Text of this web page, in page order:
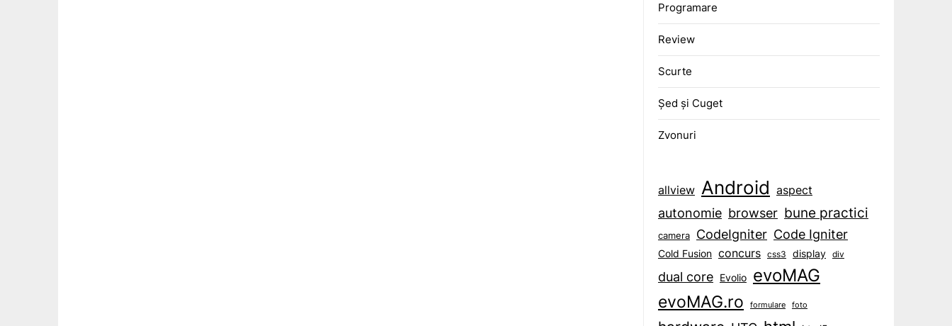
Programare
Review
Scurte
Șed și Cuget
Zvonuri
allview Android aspect
autonomie browser bune practici
camera CodeIgniter Code Igniter
Cold Fusion concurs css3 display div
dual core Evolio evoMAG
evoMAG.ro formulare foto